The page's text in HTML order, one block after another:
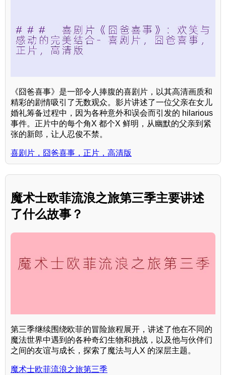
《囧爸喜事》是一部令人捧腹的喜剧片，以其高清画质和
精彩的剧情吸引了无数观众。影片讲述了一位父亲在女儿
婚礼筹备过程中，因为各种意外和误会而引发的 hilarious
事件。正片中的每个角X 都个X 鲜明，从幽默的父亲到紧
张的新郎，让人忍俊不禁。
喜剧片，囧爸喜事，正片，高清版
魔术士欧菲流浪之旅第三季主要讲述
了什么故事？
第三季继续围绕欧菲的冒险旅程展开，讲述了他在不同的
魔法世界中遇到的各种奇幻生物和挑战，以及他与伙伴们
之间的友谊与成长，探索了魔法与人X 的深层主题。
魔术士欧菲流浪之旅第三季